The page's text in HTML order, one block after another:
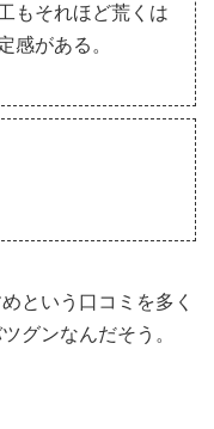
もそれほど荒くは
感がある。
という口コミを多く
グンなんだそう。